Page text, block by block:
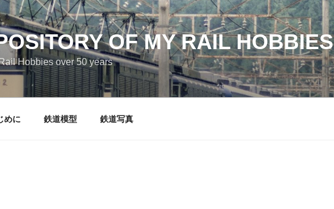
OF MY RAIL HOBBIES
Hobbies over 50 years
めに 鉄道模型 鉄道写真